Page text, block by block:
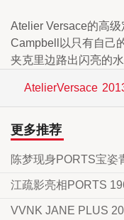
Atelier Versace的高
Campbell以只有自己
夹克里边路出闪亮的
AtelierVersace
更多推荐
陈梦现身PORTS宝姿
江疏影亮相PORTS
VVNK JANE PLUS